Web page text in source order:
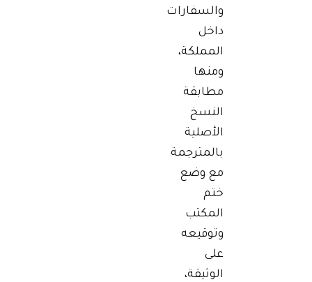
والسفارات
داخل
المملكة،
ومنها
مطابقة
النسخ
الأصلية
بالمترجمة
مع وضع
ختم
المكتب
وتوقيعه
على
الوثيقة،